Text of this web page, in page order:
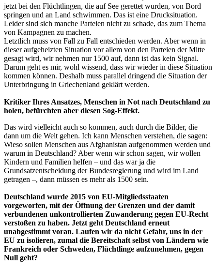
jetzt bei den Flüchtlingen, die auf See gerettet wurden, von Bord
springen und an Land schwimmen. Das ist eine Drucksituation.
Leider sind sich manche Parteien nicht zu schade, das zum Thema
von Kampagnen zu machen.
Letztlich muss von Fall zu Fall entschieden werden. Aber wenn in
dieser aufgeheizten Situation vor allem von den Parteien der Mitte
gesagt wird, wir nehmen nur 1500 auf, dann ist das kein Signal.
Darum geht es mir, wohl wissend, dass wir wieder in diese Situation
kommen können. Deshalb muss parallel dringend die Situation der
Unterbringung in Griechenland geklärt werden.
Kritiker Ihres Ansatzes, Menschen in Not nach Deutschland zu
holen, befürchten aber diesen Sog-Effekt.
Das wird vielleicht auch so kommen, auch durch die Bilder, die
dann um die Welt gehen. Ich kann Menschen verstehen, die sagen:
Wieso sollen Menschen aus Afghanistan aufgenommen werden und
warum in Deutschland? Aber wenn wir schon sagen, wir wollen
Kindern und Familien helfen – und das war ja die
Grundsatzentscheidung der Bundesregierung und wird im Land
getragen –, dann müssen es mehr als 1500 sein.
Deutschland wurde 2015 von EU-Mitgliedsstaaten
vorgeworfen, mit der Öffnung der Grenzen und der damit
verbundenen unkontrollierten Zuwanderung gegen EU-Recht
verstoßen zu haben. Jetzt geht Deutschland erneut
unabgestimmt voran. Laufen wir da nicht Gefahr, uns in der
EU zu isolieren, zumal die Bereitschaft selbst von Ländern wie
Frankreich oder Schweden, Flüchtlinge aufzunehmen, gegen
Null geht?